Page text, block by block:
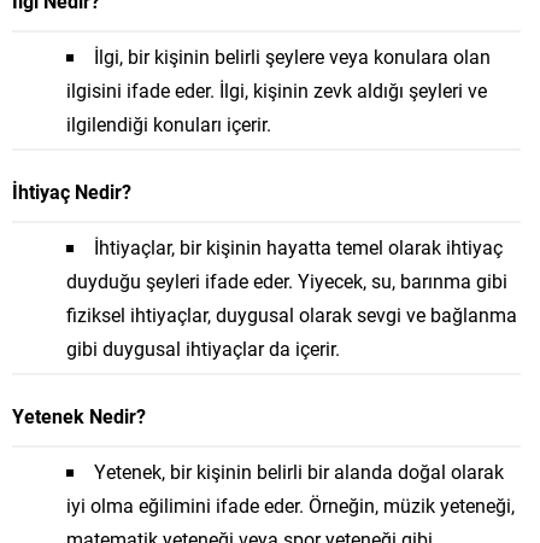
İlgi, bir kişinin belirli şeylere veya konulara olan
ilgisini ifade eder. İlgi, kişinin zevk aldığı şeyleri ve
ilgilendiği konuları içerir.
İhtiyaç Nedir?
İhtiyaçlar, bir kişinin hayatta temel olarak ihtiyaç
duyduğu şeyleri ifade eder. Yiyecek, su, barınma gibi
fiziksel ihtiyaçlar, duygusal olarak sevgi ve bağlanma
gibi duygusal ihtiyaçlar da içerir.
Yetenek Nedir?
Yetenek, bir kişinin belirli bir alanda doğal olarak
iyi olma eğilimini ifade eder. Örneğin, müzik yeteneği,